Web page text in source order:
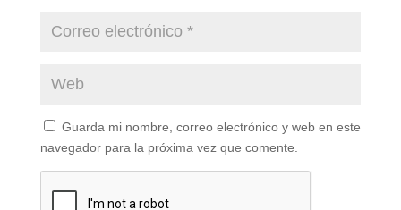
Guarda mi nombre, correo electrónico y web en este
navegador para la próxima vez que comente.